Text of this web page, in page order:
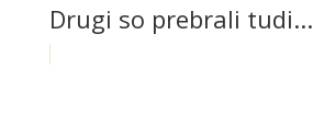
Drugi so prebrali tudi...